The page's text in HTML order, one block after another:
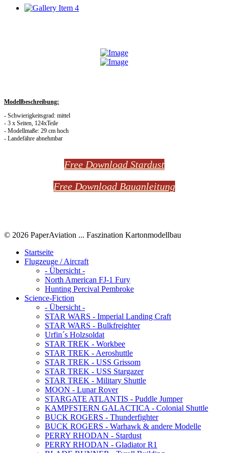
Modellbeschreibung:
- Schwierigkeitsgrad: mittel
- 3 x Seiten, 124xTeile
- Modellmaße: 29 cm hoch
- Landefähre abnehmbar
Free Download Stardust
Free Download Bauanleitung
© 2026 PaperAviation ... Faszination Kartonmodellbau
Startseite
Flugzeuge / Aircraft
- Übersicht -
North American FJ-1 Fury
Hunting Percival Pembroke
Science-Fiction
- Übersicht -
STAR WARS - Imperial Landing Craft
STAR WARS - Bulkfreighter
Urfin´s Holzsoldat
STAR TREK - Workbee
STAR TREK - Aeroshuttle
STAR TREK - USS Grissom
STAR TREK - USS Stargazer
STAR TREK - Military Shuttle
MOON - Lunar Rover
STARGATE ATLANTIS - Puddle Jumper
KAMPFSTERN GALACTICA - Colonial Shuttle
BUCK ROGERS - Thunderfighter
BUCK ROGERS - Warhawk & andere Modelle
PERRY RHODAN - Stardust
PERRY RHODAN - Gladiator R1